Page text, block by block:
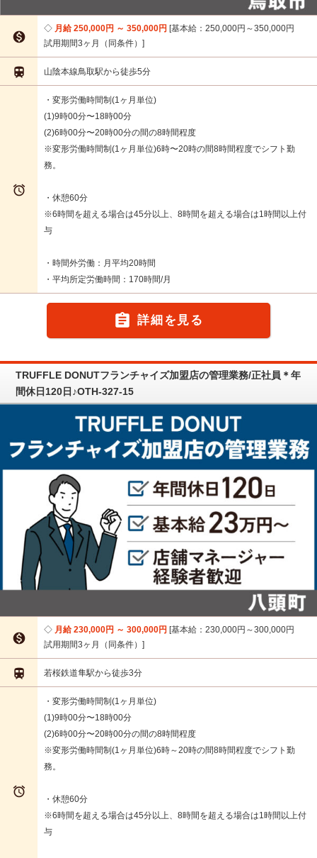

月給 250,000円 ～ 350,000円 基本給：250,000円～350,000円
試用期間3ヶ月（同条件）
 山陰本線鳥取駅から徒歩5分

・変形労働時間制(1ヶ月単位)
(1)9時00分〜18時00分
(2)6時00分〜20時00分の間の8時間程度
※変形労働時間制(1ヶ月単位)6時〜20時の間8時間程度でシフト勤
務。
・休憩60分
※6時間を超える場合は45分以上、8時間を超える場合は1時間以上付
与
・時間外労働：月平均20時間
・平均所定労働時間：170時間/月
 詳細を見る
TRUFFLE DONUTフランチャイズ加盟店の管理業務/正社員＊年
間休日120日♪OTH-327-15

月給 230,000円 ～ 300,000円 基本給：230,000円～300,000円
試用期間3ヶ月（同条件）
 若桜鉄道隼駅から徒歩3分

・変形労働時間制(1ヶ月単位)
(1)9時00分〜18時00分
(2)6時00分〜20時00分の間の8時間程度
※変形労働時間制(1ヶ月単位)6時～20時の間8時間程度でシフト勤
務。
・休憩60分
※6時間を超える場合は45分以上、8時間を超える場合は1時間以上付
与